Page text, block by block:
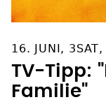
16. JUNI,
TV-Tipp:
Familie"